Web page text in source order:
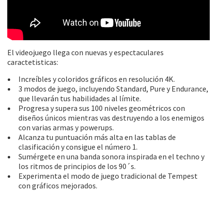
El videojuego llega con nuevas y espectaculares
caractetisticas:
Increíbles y coloridos gráficos en resolución 4K.
3 modos de juego, incluyendo Standard, Pure y Endurance,
que llevarán tus habilidades al límite.
Progresa y supera sus 100 niveles geométricos con
diseños únicos mientras vas destruyendo a los enemigos
con varias armas y powerups.
Alcanza tu puntuación más alta en las tablas de
clasificación y consigue el número 1.
Sumérgete en una banda sonora inspirada en el techno y
los ritmos de principios de los 90´s.
Experimenta el modo de juego tradicional de Tempest
con gráficos mejorados.